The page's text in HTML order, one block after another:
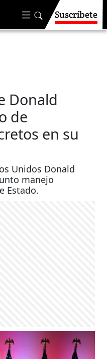
Suscríbete
Donald
de
en su
Unidos Donald
manejo
Estado.